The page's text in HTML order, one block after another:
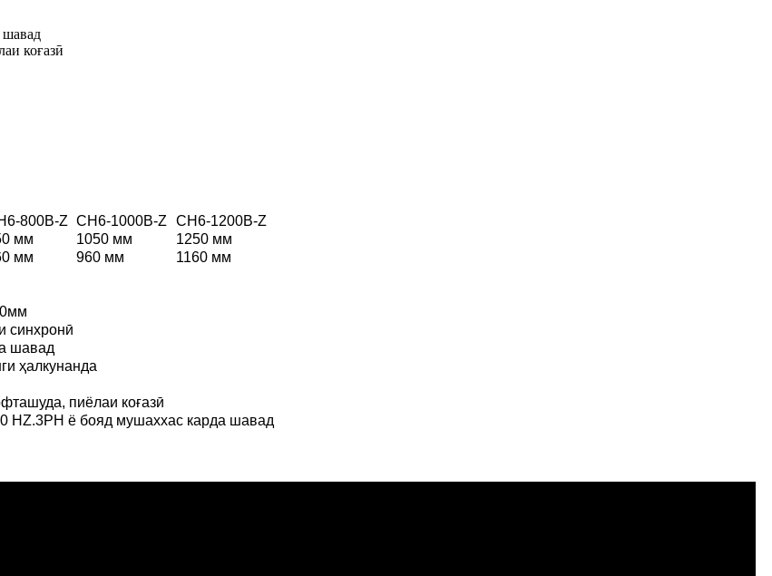
шавад
коғазӣ
800B-Z CH6-1000B-Z
CH6-1200B-Z
мм 1050 мм
1250 мм
мм 960 мм
1160 мм
синхронӣ
шавад
ҳалкунанда
пиёлаи коғазӣ
HZ.3PH ё бояд мушаххас карда шавад